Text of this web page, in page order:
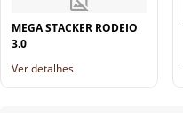
MEGA STACKER RODEIO
3.0
Ver detalhes